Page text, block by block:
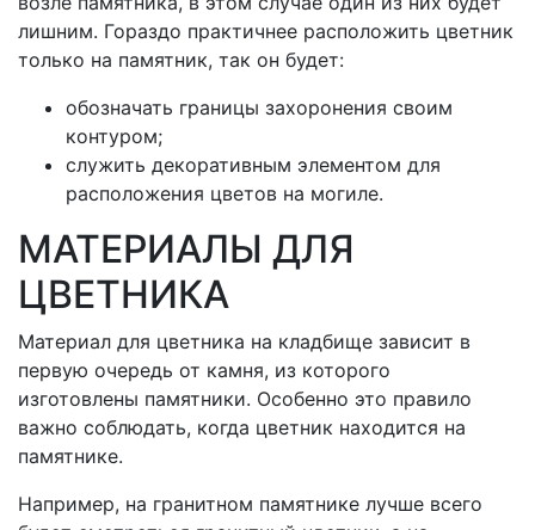
лишним. Гораздо практичнее расположить цветник
только на памятник, так он будет:
обозначать границы захоронения своим
контуром;
служить декоративным элементом для
расположения цветов на могиле.
МАТЕРИАЛЫ ДЛЯ
ЦВЕТНИКА
Материал для цветника на кладбище зависит в
первую очередь от камня, из которого
изготовлены памятники. Особенно это правило
важно соблюдать, когда цветник находится на
памятнике.
Например, на гранитном памятнике лучше всего